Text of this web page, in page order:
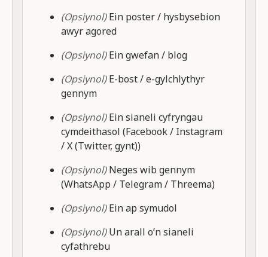
(Opsiynol)Ein poster / hysbysebion
awyr agored
(Opsiynol)Ein gwefan / blog
(Opsiynol)E-bost / e-gylchlythyr
gennym
(Opsiynol)Ein sianeli cyfryngau
cymdeithasol (Facebook / Instagram
/ X (Twitter, gynt))
(Opsiynol)Neges wib gennym
(WhatsApp / Telegram / Threema)
(Opsiynol)Ein ap symudol
(Opsiynol)Un arall o’n sianeli
cyfathrebu